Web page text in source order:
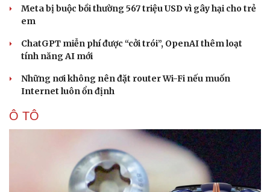
Meta bị buộc bồi thường 567 triệu USD vì gây hại cho trẻ
em
ChatGPT miễn phí được “cởi trói”, OpenAI thêm loạt
tính năng AI mới
Những nơi không nên đặt router Wi-Fi nếu muốn
Internet luôn ổn định
Ô TÔ